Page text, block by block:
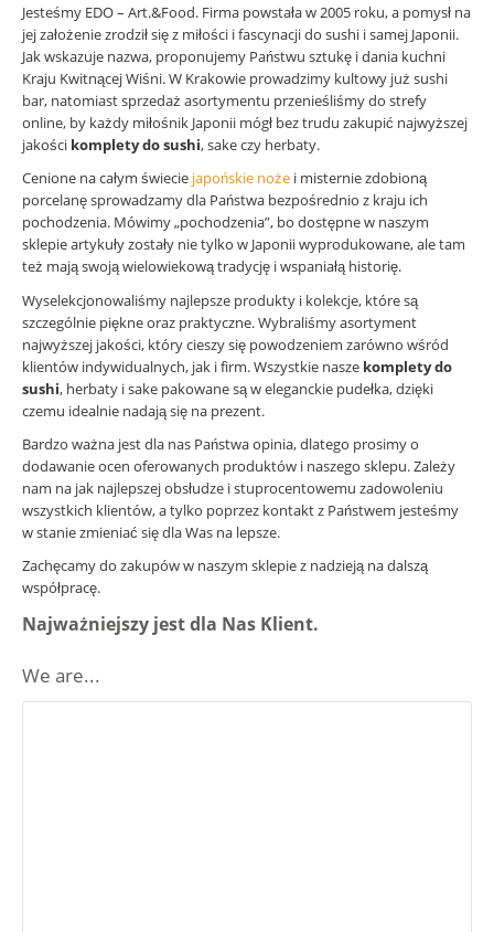
Jesteśmy EDO – Art.&Food. Firma powstała w 2005 roku, a pomysł na
jej założenie zrodził się z miłości i fascynacji do sushi i samej Japonii.
Jak wskazuje nazwa, proponujemy Państwu sztukę i dania kuchni
Kraju Kwitnącej Wiśni. W Krakowie prowadzimy kultowy już sushi
bar, natomiast sprzedaż asortymentu przenieśliśmy do strefy
online, by każdy miłośnik Japonii mógł bez trudu zakupić najwyższej
jakości komplety do sushi, sake czy herbaty.
Cenione na całym świecie japońskie noże i misternie zdobioną
porcelanę sprowadzamy dla Państwa bezpośrednio z kraju ich
pochodzenia. Mówimy „pochodzenia”, bo dostępne w naszym
sklepie artykuły zostały nie tylko w Japonii wyprodukowane, ale tam
też mają swoją wielowiekową tradycję i wspaniałą historię.
Wyselekcjonowaliśmy najlepsze produkty i kolekcje, które są
szczególnie piękne oraz praktyczne. Wybraliśmy asortyment
najwyższej jakości, który cieszy się powodzeniem zarówno wśród
klientów indywidualnych, jak i firm. Wszystkie nasze komplety do
sushi, herbaty i sake pakowane są w eleganckie pudełka, dzięki
czemu idealnie nadają się na prezent.
Bardzo ważna jest dla nas Państwa opinia, dlatego prosimy o
dodawanie ocen oferowanych produktów i naszego sklepu. Zależy
nam na jak najlepszej obsłudze i stuprocentowemu zadowoleniu
wszystkich klientów, a tylko poprzez kontakt z Państwem jesteśmy
w stanie zmieniać się dla Was na lepsze.
Zachęcamy do zakupów w naszym sklepie z nadzieją na dalszą
współpracę.
Najważniejszy jest dla Nas Klient.
We are...